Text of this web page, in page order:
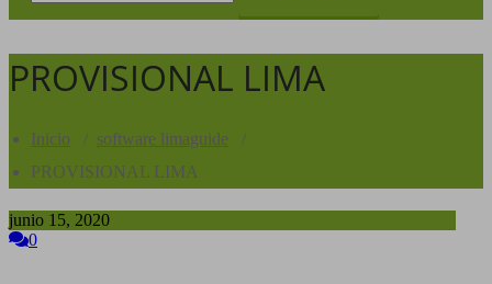
PROVISIONAL LIMA
Inicio / software limaguide /
PROVISIONAL LIMA
junio 15, 2020
0